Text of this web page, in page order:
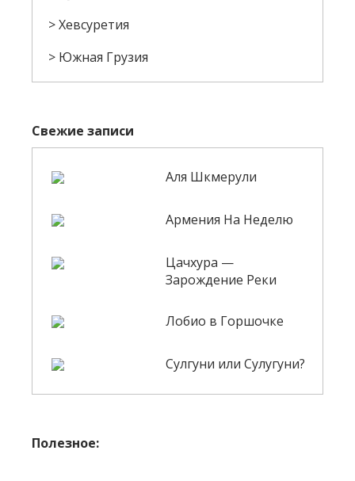
Хевсуретия
Южная Грузия
Свежие записи
Аля Шкмерули
Армения На Неделю
Цачхура —
Зарождение Реки
Лобио в Горшочке
Сулгуни или Сулугуни?
Полезное: